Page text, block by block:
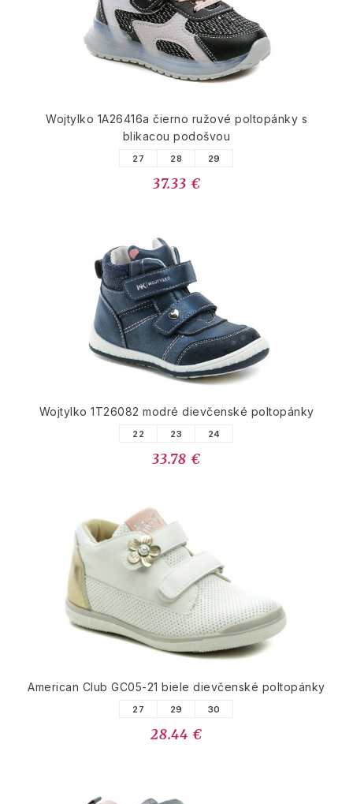
Wojtylko 1A26416a čierno ružové poltopánky s
blikacou podošvou
27 28 29
37.33 €
Wojtylko 1T26082 modré dievčenské poltopánky
22 23 24
33.78 €
American Club GC05-21 biele dievčenské poltopánky
27 29 30
28.44 €